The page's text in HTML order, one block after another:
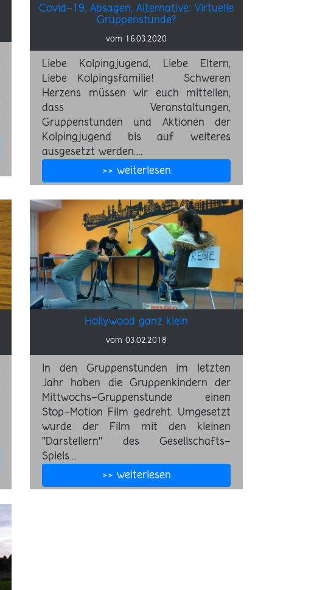
Covid-19, Absagen, Alternative: Virtuelle
Gruppenstunde?
vom 16.03.2020
Liebe Kolpingjugend, Liebe Eltern,
Liebe Kolpingsfamilie! Schweren
Herzens müssen wir euch mitteilen,
dass Veranstaltungen,
Gruppenstunden und Aktionen der
Kolpingjugend bis auf weiteres
ausgesetzt werden.…
>> weiterlesen
Hollywood ganz klein
vom 03.02.2018
In den Gruppenstunden im letzten
Jahr haben die Gruppenkindern der
Mittwochs-Gruppenstunde einen
Stop-Motion Film gedreht. Umgesetzt
wurde der Film mit den kleinen
"Darstellern" des Gesellschafts-
Spiels…
>> weiterlesen